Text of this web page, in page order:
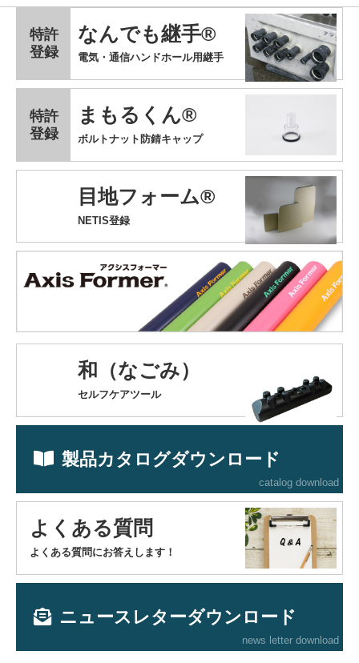
なんでも継手®
特許
登録
電気・通信ハンドホール用継手
まもるくん®
特許
登録
ボルトナット防錆キャップ
目地フォーム®
NETIS登録
和（なごみ）
セルフケアツール
製品カタログダウンロード
catalog download
よくある質問
よくある質問にお答えします！
ニュースレターダウンロード
news letter download